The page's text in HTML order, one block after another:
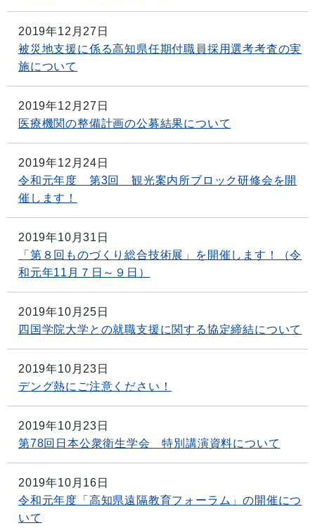
2019年12月27日
被災地支援に係る高知県任期付職員採用選考考査の実
施について
2019年12月27日
医療機関の整備計画の公募結果について
2019年12月24日
令和元年度 第3回 観光案内所ブロック研修会を開
催します！
2019年10月31日
「第８回ものづくり総合技術展」を開催します！（令
和元年11月７日～９日）
2019年10月25日
四国学院大学との就職支援に関する協定締結について
2019年10月23日
デング熱にご注意ください！
2019年10月23日
第78回日本公衆衛生学会 特別講演資料について
2019年10月16日
令和元年度「高知県遠隔教育フォーラム」の開催につ
いて